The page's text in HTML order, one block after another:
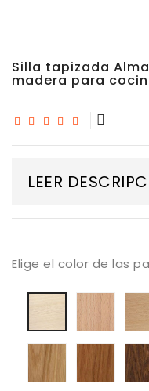
Silla tapizada
madera para
LEER
Elige el color de las
Madera
Haya
blanqueada
Madera
de
haya
Madera
barnizado
roble
color